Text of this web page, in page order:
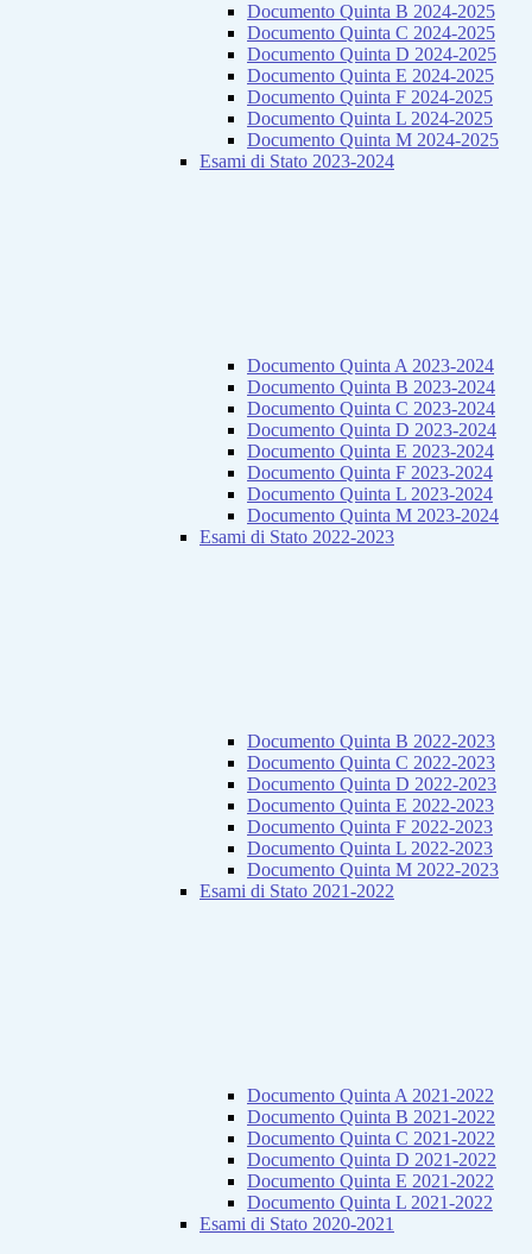
Documento Quinta B 2024-2025
Documento Quinta C 2024-2025
Documento Quinta D 2024-2025
Documento Quinta E 2024-2025
Documento Quinta F 2024-2025
Documento Quinta L 2024-2025
Documento Quinta M 2024-2025
Esami di Stato 2023-2024
Documento Quinta A 2023-2024
Documento Quinta B 2023-2024
Documento Quinta C 2023-2024
Documento Quinta D 2023-2024
Documento Quinta E 2023-2024
Documento Quinta F 2023-2024
Documento Quinta L 2023-2024
Documento Quinta M 2023-2024
Esami di Stato 2022-2023
Documento Quinta B 2022-2023
Documento Quinta C 2022-2023
Documento Quinta D 2022-2023
Documento Quinta E 2022-2023
Documento Quinta F 2022-2023
Documento Quinta L 2022-2023
Documento Quinta M 2022-2023
Esami di Stato 2021-2022
Documento Quinta A 2021-2022
Documento Quinta B 2021-2022
Documento Quinta C 2021-2022
Documento Quinta D 2021-2022
Documento Quinta E 2021-2022
Documento Quinta L 2021-2022
Esami di Stato 2020-2021